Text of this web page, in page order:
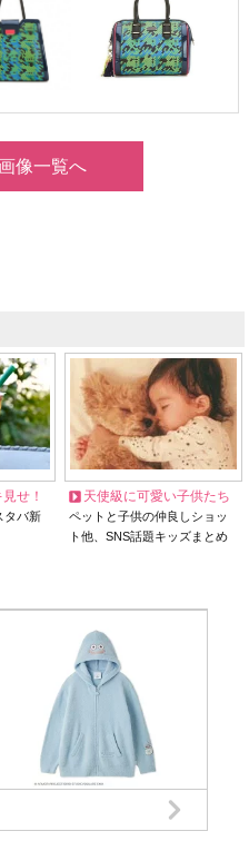
像一覧へ
せ！
タバ新
天使級に可愛い子供たち
ペットと子供の仲良しショッ
ト他、SNS話題キッズまとめ